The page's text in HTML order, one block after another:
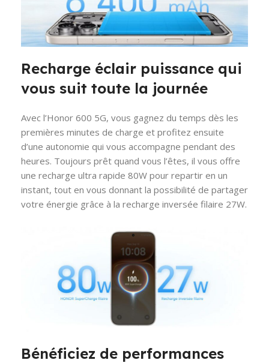
Recharge éclair puissance qui
vous suit toute la journée
Avec l’Honor 600 5G, vous gagnez du temps dès les
premières minutes de charge et profitez ensuite
d’une autonomie qui vous accompagne pendant des
heures. Toujours prêt quand vous l’êtes, il vous offre
une recharge ultra rapide 80W pour repartir en un
instant, tout en vous donnant la possibilité de partager
votre énergie grâce à la recharge inversée filaire 27W.
Bénéficiez de performances